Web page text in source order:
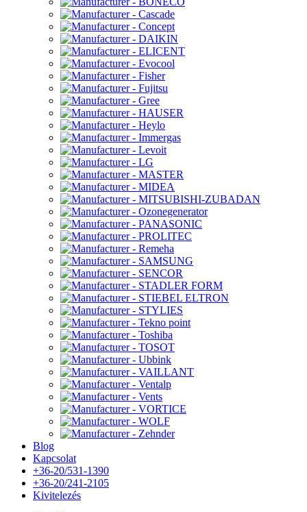
Blog
Kapcsolat
+36-20/531-1390
+36-20/241-2105
Kivitelezés